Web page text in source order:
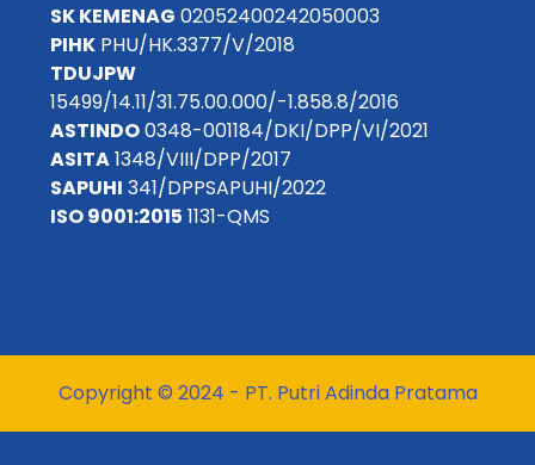
SK KEMENAG 02052400242050003
PIHK PHU/HK.3377/V/2018
TDUJPW
15499/14.11/31.75.00.000/-1.858.8/2016
ASTINDO0348-001184/DKI/DPP/VI/2021
ASITA1348/VIII/DPP/2017
SAPUHI 341/DPPSAPUHI/2022
ISO 9001:2015 1131-QMS
Copyright © 2024 - PT. Putri Adinda Pratama